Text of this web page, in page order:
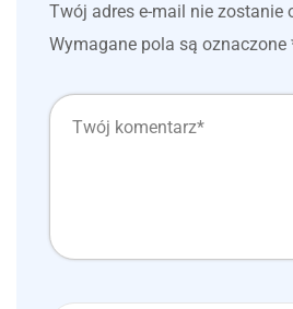
Twój adres e-mail nie zostanie
Wymagane pola są oznaczone